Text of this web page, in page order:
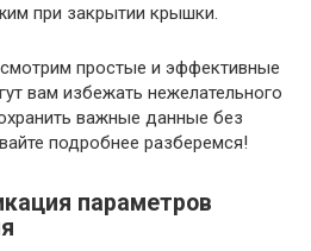
при закрытии крышки.
простые и эффективные
вам избежать нежелательного
важные данные без
подробнее разберемся!
параметров